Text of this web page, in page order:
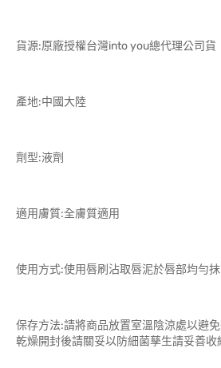
貨源:原廠授權台灣into you總代理公司貨
產地:中國大陸
劑型:液劑
適用膚質:全膚質適用
使用方式:使用唇刷沾取唇泥於唇部均勻抹
保存方法:請將商品放置室溫陰涼處以避
乾燥開封後請關妥以防細菌孳生請妥善